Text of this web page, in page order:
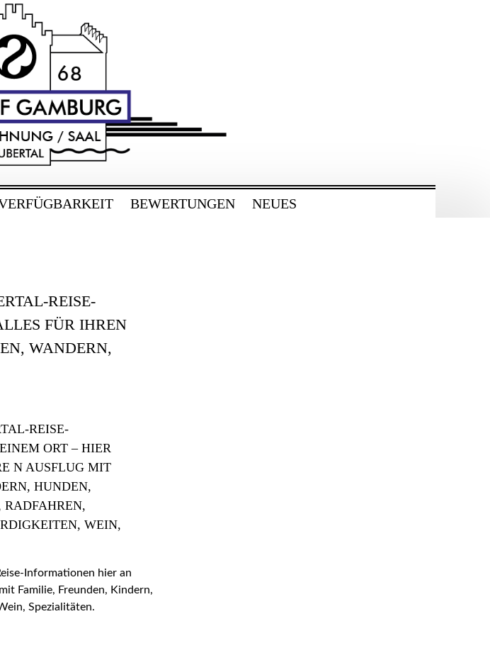
BEWERTUNGEN NEUES
REISE-
FÜR IHREN
WANDERN,
REISE-
ORT – HIER
N AUSFLUG MIT
HUNDEN,
RADFAHREN,
WEIN,
Informationen hier an
Familie, Freunden, Kindern,
Spezialitäten.